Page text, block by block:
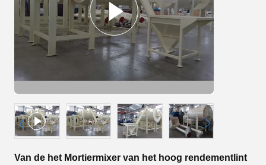
Van de het Mortiermixer van het hoog rendementlint